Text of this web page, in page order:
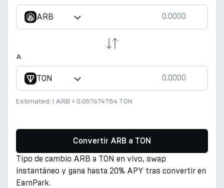
ARB
A
TON
Estimated: 1 ARB ≈ 0.057674784 TON
Convertir ARB a TON
Tipo de cambio ARB a TON en vivo, swap
instantáneo y gana hasta 20% APY tras convertir en
EarnPark.